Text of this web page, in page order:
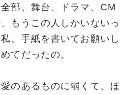
全部、舞台、ドラマ、CM
もうこの人しかいないっ
、手紙を書いてお願いし
てだったの。
のあるものに弱くて、ほ